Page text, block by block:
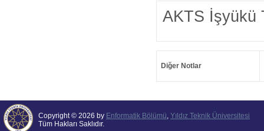
AKTS İşyükü
Diğer Notlar
Copyright © 2026 by Enformatik Bölümü, Yıldız Teknik Üniversitesi
Tüm Hakları Saklıdır.